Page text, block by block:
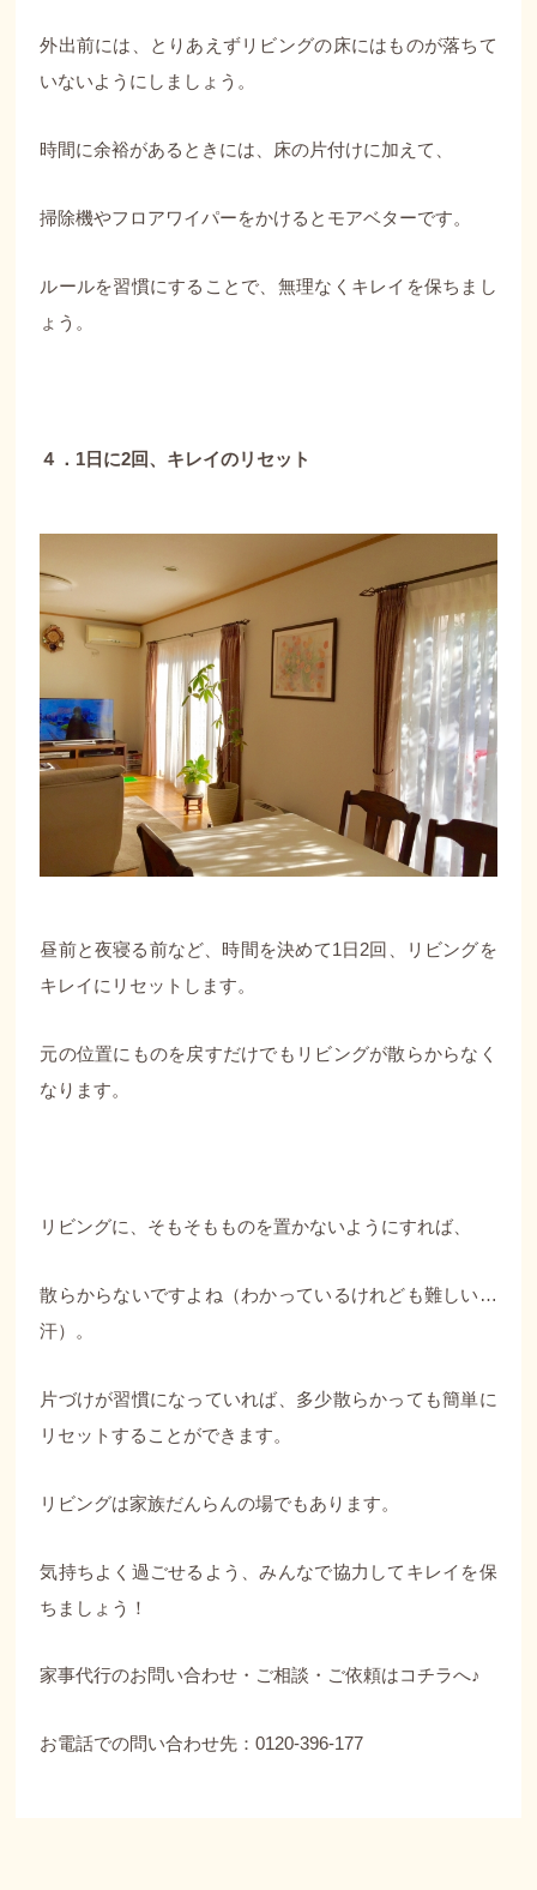
外出前には、とりあえずリビングの床にはものが落ちて
いないようにしましょう。
時間に余裕があるときには、床の片付けに加えて、
掃除機やフロアワイパーをかけるとモアベターです。
ルールを習慣にすることで、無理なくキレイを保ちまし
ょう。
４．1日に2回、キレイのリセット
昼前と夜寝る前など、時間を決めて1日2回、リビングを
キレイにリセットします。
元の位置にものを戻すだけでもリビングが散らからなく
なります。
リビングに、そもそもものを置かないようにすれば、
散らからないですよね（わかっているけれども難しい…
汗）。
片づけが習慣になっていれば、多少散らかっても簡単に
リセットすることができます。
リビングは家族だんらんの場でもあります。
気持ちよく過ごせるよう、みんなで協力してキレイを保
ちましょう！
家事代行のお問い合わせ・ご相談・ご依頼はコチラへ♪
お電話での問い合わせ先：0120-396-177